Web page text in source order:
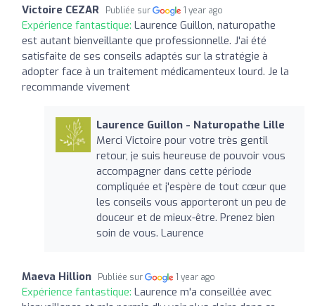
Victoire CEZAR Publiée sur 1 year ago
Expérience fantastique: Laurence Guillon, naturopathe
est autant bienveillante que professionnelle. J'ai été
satisfaite de ses conseils adaptés sur la stratégie à
adopter face à un traitement médicamenteux lourd. Je la
recommande vivement
Laurence Guillon - Naturopathe Lille
Merci Victoire pour votre très gentil
retour, je suis heureuse de pouvoir vous
accompagner dans cette période
compliquée et j'espère de tout cœur que
les conseils vous apporteront un peu de
douceur et de mieux-être. Prenez bien
soin de vous. Laurence
Maeva Hillion Publiée sur 1 year ago
Expérience fantastique: Laurence m'a conseillée avec